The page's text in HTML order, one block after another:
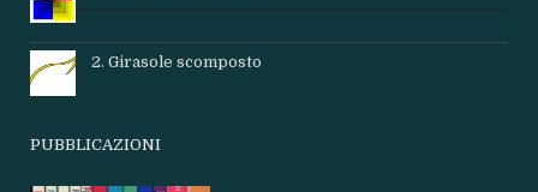
2. Girasole scomposto
PUBBLICAZIONI